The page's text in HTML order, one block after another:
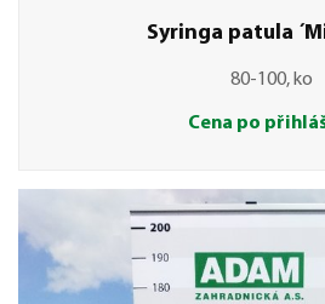
Syringa patula
80-100, ko
Cena po